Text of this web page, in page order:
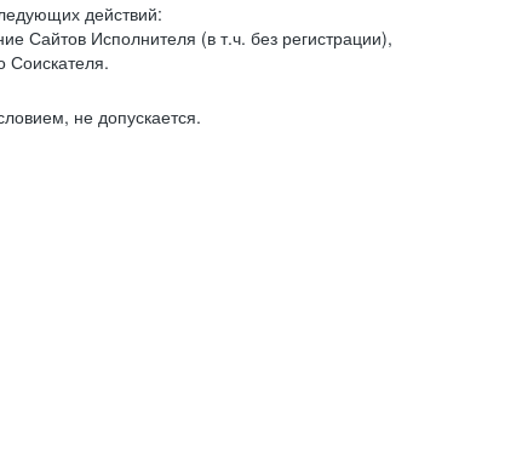
действий:
Сайтов Исполнителя (в т.ч. без регистрации),
Соискателя.
не допускается.